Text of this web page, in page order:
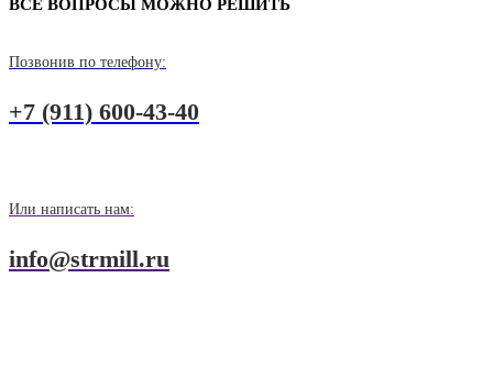
ВСЕ ВОПРОСЫ МОЖНО РЕШИТЬ
Позвонив по телефону:
+7 (911) 600-43-40
Или написать нам:
info@strmill.ru